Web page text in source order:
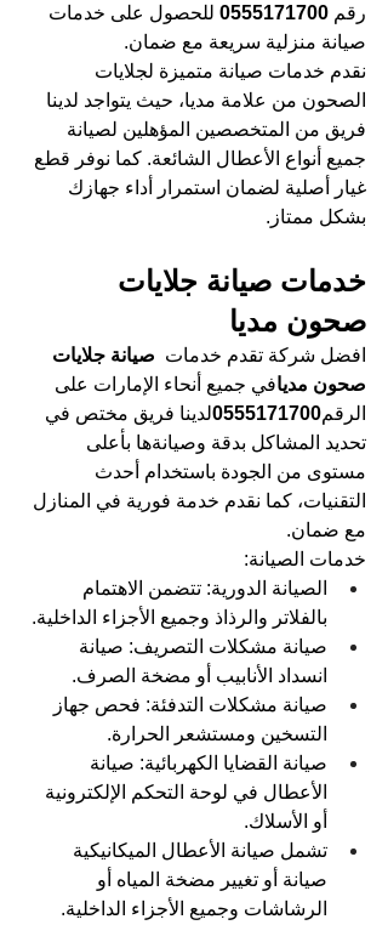
رقم 0555171700 للحصول على خدمات
صيانة منزلية سريعة مع ضمان.
نقدم خدمات صيانة متميزة لجلايات
الصحون من علامة مديا، حيث يتواجد لدينا
فريق من المتخصصين المؤهلين لصيانة
جميع أنواع الأعطال الشائعة. كما نوفر قطع
غيار أصلية لضمان استمرار أداء جهازك
بشكل ممتاز.
خدمات صيانة جلايات
صحون مديا
افضل شركة تقدم خدمات صيانة جلايات
صحون مديافي جميع أنحاء الإمارات على
الرقم0555171700لدينا فريق مختص في
تحديد المشاكل بدقة وصيانةها بأعلى
مستوى من الجودة باستخدام أحدث
التقنيات، كما نقدم خدمة فورية في المنازل
مع ضمان.
خدمات الصيانة:
الصيانة الدورية: تتضمن الاهتمام
بالفلاتر والرذاذ وجميع الأجزاء الداخلية.
صيانة مشكلات التصريف: صيانة
انسداد الأنابيب أو مضخة الصرف.
صيانة مشكلات التدفئة: فحص جهاز
التسخين ومستشعر الحرارة.
صيانة القضايا الكهربائية: صيانة
الأعطال في لوحة التحكم الإلكترونية
أو الأسلاك.
تشمل صيانة الأعطال الميكانيكية
صيانة أو تغيير مضخة المياه أو
الرشاشات وجميع الأجزاء الداخلية.